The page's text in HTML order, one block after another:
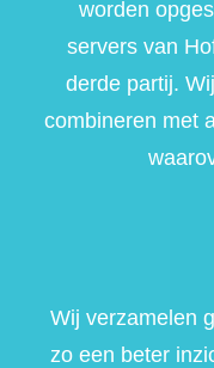
worden
servers van
derde partij.
combineren met
Wij verzamelen
zo een beter